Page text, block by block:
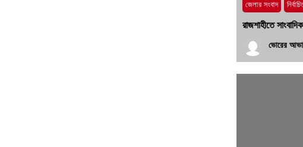
জেলার সংবাদ
রাজশাহীতে
ভোরের আভা